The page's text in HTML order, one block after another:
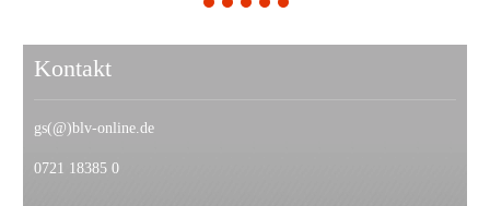
1 2 3 4 5
Kontakt
gs(@)blv-online.de
0721 18385 0